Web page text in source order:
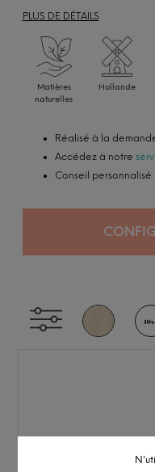
PLUS DE DÉTAILS
Matières
naturelles
Hollande
Réalisé à la
Accédez à notre
Conseil personnalisé